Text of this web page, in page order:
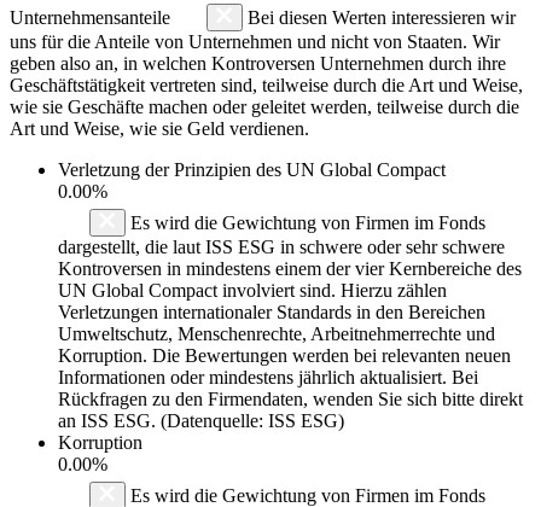
Unternehmensanteile
Bei diesen Werten interessieren wir
uns für die Anteile von Unternehmen und nicht von Staaten. Wir
geben also an, in welchen Kontroversen Unternehmen durch ihre
Geschäftstätigkeit vertreten sind, teilweise durch die Art und Weise,
wie sie Geschäfte machen oder geleitet werden, teilweise durch die
Art und Weise, wie sie Geld verdienen.
Verletzung der Prinzipien des UN Global Compact
0.00%
Es wird die Gewichtung von Firmen im Fonds
dargestellt, die laut ISS ESG in schwere oder sehr schwere
Kontroversen in mindestens einem der vier Kernbereiche des
UN Global Compact involviert sind. Hierzu zählen
Verletzungen internationaler Standards in den Bereichen
Umweltschutz, Menschenrechte, Arbeitnehmerrechte und
Korruption. Die Bewertungen werden bei relevanten neuen
Informationen oder mindestens jährlich aktualisiert. Bei
Rückfragen zu den Firmendaten, wenden Sie sich bitte direkt
an ISS ESG. (Datenquelle: ISS ESG)
Korruption
0.00%
Es wird die Gewichtung von Firmen im Fonds